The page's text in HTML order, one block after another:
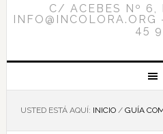
C/ ACEBES Nº 6,
45
USTED ESTÁ AQUÍ: INICIO / GUÍA